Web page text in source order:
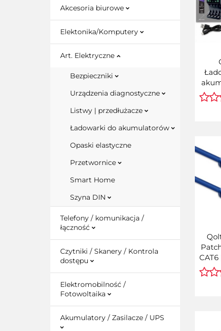
Akcesoria biurowe
Elektonika/Komputery
Art. Elektryczne
Bezpieczniki
Urządzenia diagnostyczne
Listwy | przedłużacze
Ładowarki do akumulatorów
Opaski elastyczne
Przetwornice
Smart Home
Szyna DIN
Telefony / komunikacja /
łączność
Czytniki / Skanery / Kontrola
dostępu
Elektromobilność /
Fotowoltaika
Akumulatory / Zasilacze / UPS
Ni-
AAA
CAT6
2m |